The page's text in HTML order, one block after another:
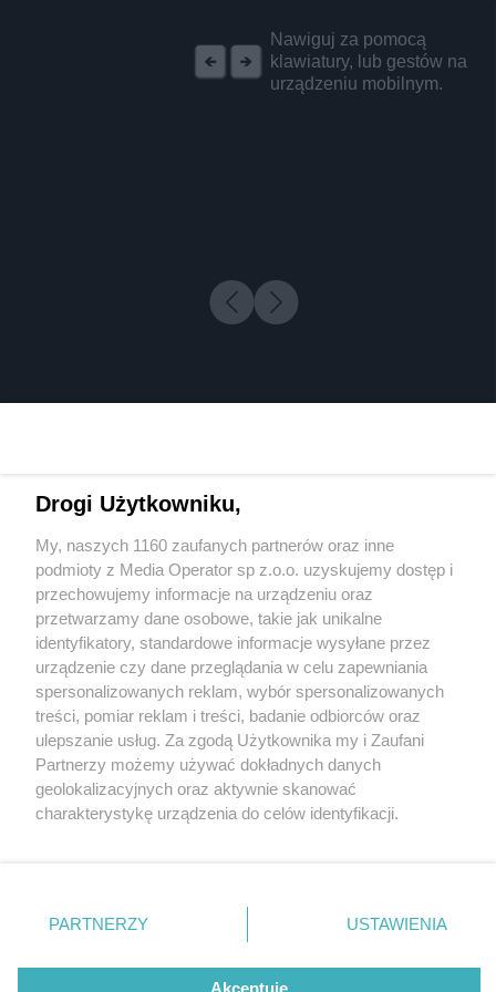
Nawiguj za pomocą
klawiatury, lub gestów na
urządzeniu mobilnym.
4 / 0
Wydawca mediów lokalnych
Nie zapomnij
zapoznać się z:
polityką prywatności regulamin korzystania z portali
Twojemiasto
Piekary Śląskie
Chorzów
Tarnowskie Góry
Gliwice
Skontakuj sięz nami
Kontakt
Wydawca
Redakcja
Drogi Użytkowniku,
My, naszych 1160 zaufanych partnerów oraz inne
podmioty z Media Operator sp z.o.o. uzyskujemy dostęp i
przechowujemy informacje na urządzeniu oraz
przetwarzamy dane osobowe, takie jak unikalne
identyfikatory, standardowe informacje wysyłane przez
urządzenie czy dane przeglądania w celu zapewniania
spersonalizowanych reklam, wybór spersonalizowanych
treści, pomiar reklam i treści, badanie odbiorców oraz
ulepszanie usług. Za zgodą Użytkownika my i Zaufani
Partnerzy możemy używać dokładnych danych
geolokalizacyjnych oraz aktywnie skanować
charakterystykę urządzenia do celów identyfikacji.
zmienić/wycofać klikając przycisk ustawień prywatności
znajdujący się w lewym dolnym rogu strony
rodzaje przetwarzania danych nie wymagają zgody
użytkownika, ale masz prawo sprzeciwić się takiemu
PARTNERZY USTAWIENIA
Akceptuję